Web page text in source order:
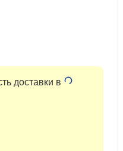
доставки в